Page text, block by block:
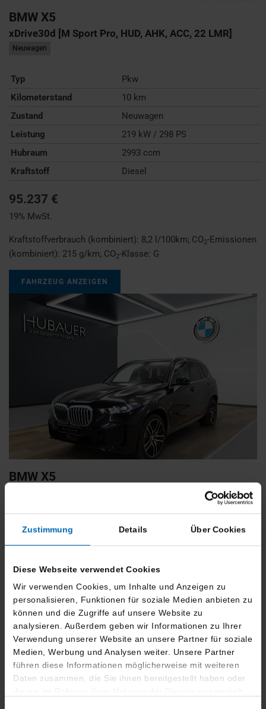
Zustimmung Details Über Cookies
Diese Webseite verwendet Cookies
Wir verwenden Cookies, um Inhalte und Anzeigen zu
personalisieren, Funktionen für soziale Medien anbieten zu
können und die Zugriffe auf unsere Website zu
analysieren. Außerdem geben wir Informationen zu Ihrer
Verwendung unserer Website an unsere Partner für soziale
Medien, Werbung und Analysen weiter. Unsere Partner
führen diese Informationen möglicherweise mit weiteren
Daten zusammen, die Sie ihnen bereitgestellt haben oder
BMW X5
xDrive30d [M Sport Pro, HUD, AHK, ACC, 22 LMR]
Neuwagen
Typ
Pkw
Kilometerstand
10 km
Zustand
Neuwagen
Leistung
219 kW / 298 PS
Hubraum
2993 ccm
Kraftstoff
Diesel
95.237 €
19% MwSt.
Kraftstoffverbrauch (kombiniert): 8,2 l/100km; CO2-Emissionen
(kombiniert): 215 g/km; CO2-Klasse: G
FAHRZEUG ANZEIGEN
BMW X5
xDrive30d [M Sport, HUD, AHK, ACC, 22 LMR]
Zustand
Neuwagen
Hubraum
2993 ccm
Kraftstoff
Diesel
94.999 €
19% MwSt.
Kraftstoffverbrauch (kombiniert):8,2 l/100km;CO -Emissionen